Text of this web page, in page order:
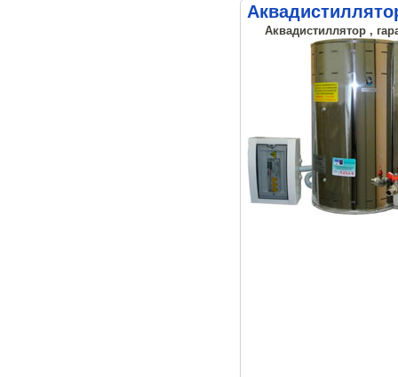
Аквадистиллятор ,